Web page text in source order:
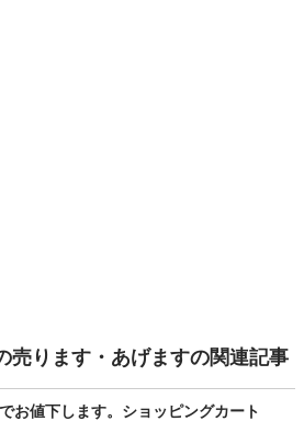
売ります・あげますの関連記事
お値下します。ショッピングカート